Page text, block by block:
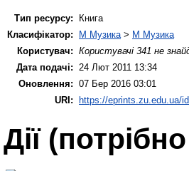
Тип ресурсу:
Книга
Класифікатор:
M Музика > M Музика
Користувач: Користувачі 341 не
Дата подачі:
24 Лют 2011 13:34
Оновлення: 07 Бер 2016 03:01
URI: https://eprints.zu.edu.ua/
Дії